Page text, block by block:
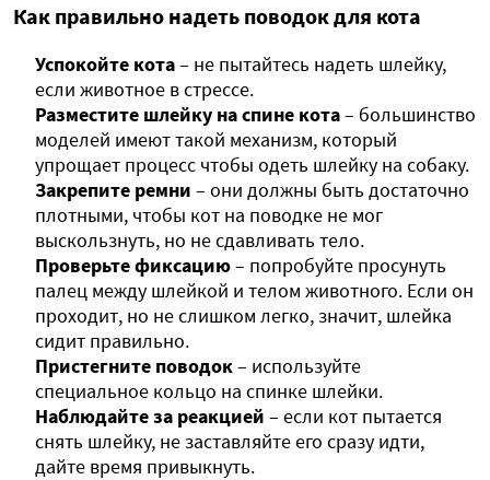
Как правильно надеть поводок для кота
Успокойте кота– не пытайтесь надеть шлейку,
если животное в стрессе.
Разместите шлейку на спине кота– большинство
моделей имеют такой механизм, который
упрощает процесс чтобы одеть шлейку на собаку.
Закрепите ремни – они должны быть достаточно
плотными, чтобы кот на поводке не мог
выскользнуть, но не сдавливать тело.
Проверьте фиксацию– попробуйте просунуть
палец между шлейкой и телом животного. Если он
проходит, но не слишком легко, значит, шлейка
сидит правильно.
Пристегните поводок– используйте
специальное кольцо на спинке шлейки.
Наблюдайте за реакцией – если кот пытается
снять шлейку, не заставляйте его сразу идти,
дайте время привыкнуть.